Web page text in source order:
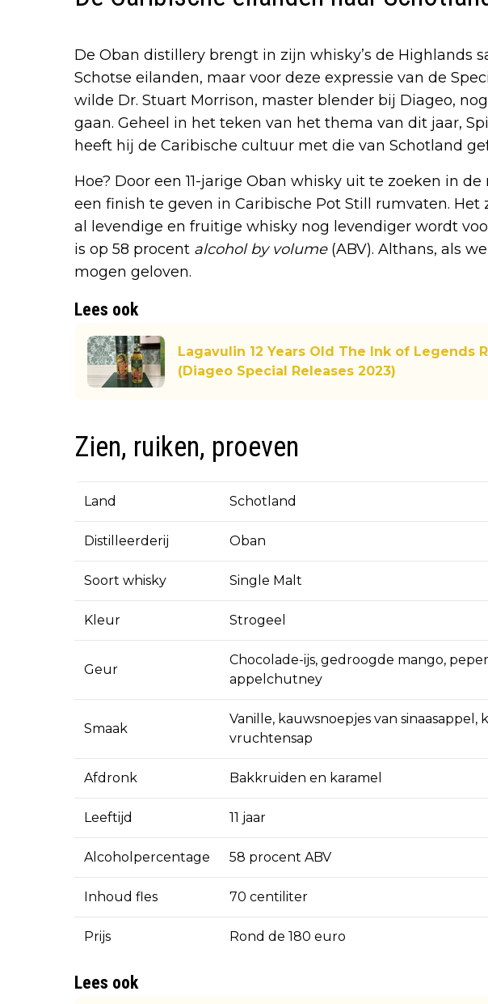
De Oban distillery brengt in zijn whisky’s de Highlands
Schotse eilanden, maar voor deze expressie van de
wilde Dr. Stuart Morrison, master blender bij Diageo,
gaan. Geheel in het teken van het thema van dit jaar,
heeft hij de Caribische cultuur met die van Schotland
Hoe? Door een 11-jarige Oban whisky uit te zoeken in
een finish te geven in Caribische Pot Still rumvaten. Het
al levendige en fruitige whisky nog levendiger wordt
is op 58 procent alcohol by volume(ABV). Althans, als
mogen geloven.
Lees ook
Lagavulin 12 Years Old The Ink of Legends
(Diageo Special Releases 2023)
Zien, ruiken, proeven
Land Schotland
Distilleerderij Oban
Soort whisky Single Malt
Kleur Strogeel
Geur
Chocolade-ijs, gedroogde mango,
appelchutney
Smaak
Vanille, kauwsnoepjes van sinaasappel,
vruchtensap
Afdronk Bakkruiden en karamel
Leeftijd 11 jaar
Alcoholpercentage 58 procent ABV
Inhoud fles 70 centiliter
Prijs Rond de 180 euro
Lees ook